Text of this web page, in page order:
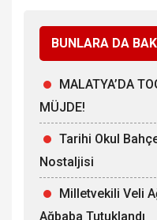
BUNLARA DA
MALATYA’DA
MÜJDE!
Tarihi Okul
Nostaljisi
Milletvekili Veli
Ağbaba Tutuklandı